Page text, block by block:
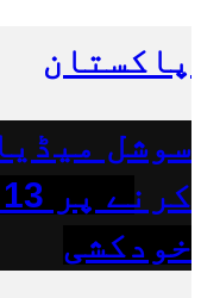
پاکستان
سوشل
خودکشی